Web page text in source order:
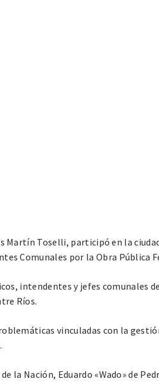
Martín Toselli, participó en la
Comunales por la Obra Pública
intendentes y jefes comunales
Ríos.
vinculadas con la
la Nación, Eduardo «Wado» de